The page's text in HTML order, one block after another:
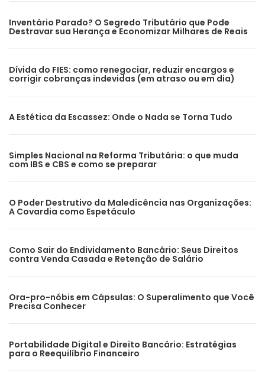
Inventário Parado? O Segredo Tributário que Pode
Destravar sua Herança e Economizar Milhares de Reais
Dívida do FIES: como renegociar, reduzir encargos e
corrigir cobranças indevidas (em atraso ou em dia)
A Estética da Escassez: Onde o Nada se Torna Tudo
Simples Nacional na Reforma Tributária: o que muda
com IBS e CBS e como se preparar
O Poder Destrutivo da Maledicência nas Organizações:
A Covardia como Espetáculo
Como Sair do Endividamento Bancário: Seus Direitos
contra Venda Casada e Retenção de Salário
Ora-pro-nóbis em Cápsulas: O Superalimento que Você
Precisa Conhecer
Portabilidade Digital e Direito Bancário: Estratégias
para o Reequilíbrio Financeiro